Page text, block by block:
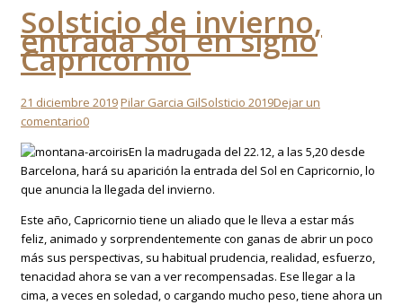
Solsticio de invierno,
entrada Sol en signo
Capricornio
21 diciembre 2019Pilar Garcia GilSolsticio 2019Dejar un
comentario0
En la madrugada del 22.12, a las 5,20 desde
Barcelona, hará su aparición la entrada del Sol en Capricornio, lo
que anuncia la llegada del invierno.
Este año, Capricornio tiene un aliado que le lleva a estar más
feliz, animado y sorprendentemente con ganas de abrir un poco
más sus perspectivas, su habitual prudencia, realidad, esfuerzo,
tenacidad ahora se van a ver recompensadas. Ese llegar a la
cima, a veces en soledad, o cargando mucho peso, tiene ahora un